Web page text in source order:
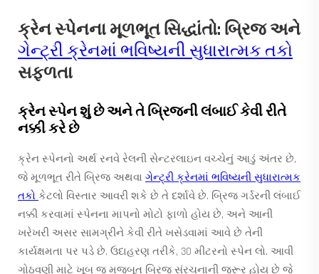
ક્રેન સ્પેનના મૂળભૂત સિદ્ધાંતો: બ્રિજ અને
ગેન્ટ્રી ક્રેનમાં ભવિષ્યની સુધારાત્મક તકો
સફળતા
ક્રેન સ્પેન શું છે અને તે બ્રિજની લંબાઈ કેવી રીતે
નક્કી કરે છે
ક્રેન સ્પેનનો અર્થ રનવે રેલની સેન્ટરલાઇન વચ્ચેનું આડું અંતર છે,
જે મૂળભૂત રીતે બ્રિજ અથવા ગેન્ટ્રી ક્રેનમાં ભવિષ્યની સુધારાત્મક
તકો કેટલો વિસ્તાર આવરી શકે છે તે દર્શાવે છે. બ્રિજ ગર્ડરની લંબાઈ
નક્કી કરવામાં સ્પેનના માપનો મોટો ફાળો હોય છે, અને આની
ખરેખરી અસર સામગ્રીને કેવી રીતે ખસેડવામાં આવે છે તેની
કાર્યક્ષમતા પર પડે છે. ઉદાહરણ તરીકે, 30 મીટરનો સ્પેન લો. આવી
ગોઠવણી માટે ખૂબ જ મજબૂત બ્રિજ સંરચનાની જરૂર હોય છે જે